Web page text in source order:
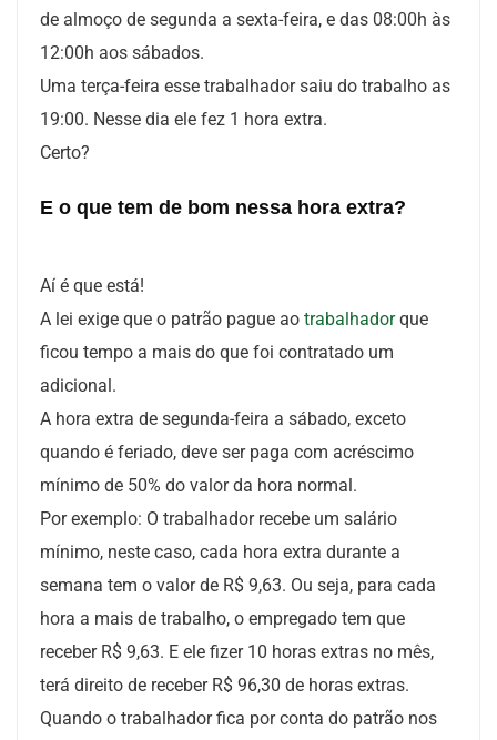
de almoço de segunda a sexta-feira, e das 08:00h às
12:00h aos sábados.
Uma terça-feira esse trabalhador saiu do trabalho as
19:00. Nesse dia ele fez 1 hora extra.
Certo?
E o que tem de bom nessa hora extra?
Aí é que está!
A lei exige que o patrão pague ao trabalhadorque
ficou tempo a mais do que foi contratado um
adicional.
A hora extra de segunda-feira a sábado, exceto
quando é feriado, deve ser paga com acréscimo
mínimo de 50% do valor da hora normal.
Por exemplo: O trabalhador recebe um salário
mínimo, neste caso, cada hora extra durante a
semana tem o valor de R$ 9,63. Ou seja, para cada
hora a mais de trabalho, o empregado tem que
receber R$ 9,63. E ele fizer 10 horas extras no mês,
terá direito de receber R$ 96,30 de horas extras.
Quando o trabalhador fica por conta do patrão nos